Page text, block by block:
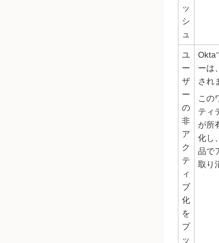
ッ
シ
ュ
ユ
ー
ザ
ー
の
非
ア
ク
テ
ィ
ブ
化
を
プ
ッ
Okta
ーは
され
この
ティ
が所
化し
品で
取り